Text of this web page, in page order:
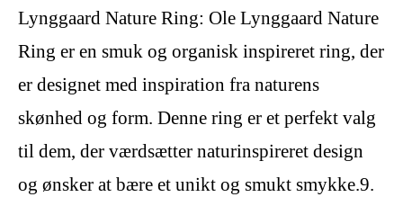
Lynggaard Nature Ring: Ole Lynggaard Nature
Ring er en smuk og organisk inspireret ring, der
er designet med inspiration fra naturens
skønhed og form. Denne ring er et perfekt valg
til dem, der værdsætter naturinspireret design
og ønsker at bære et unikt og smukt smykke.9.